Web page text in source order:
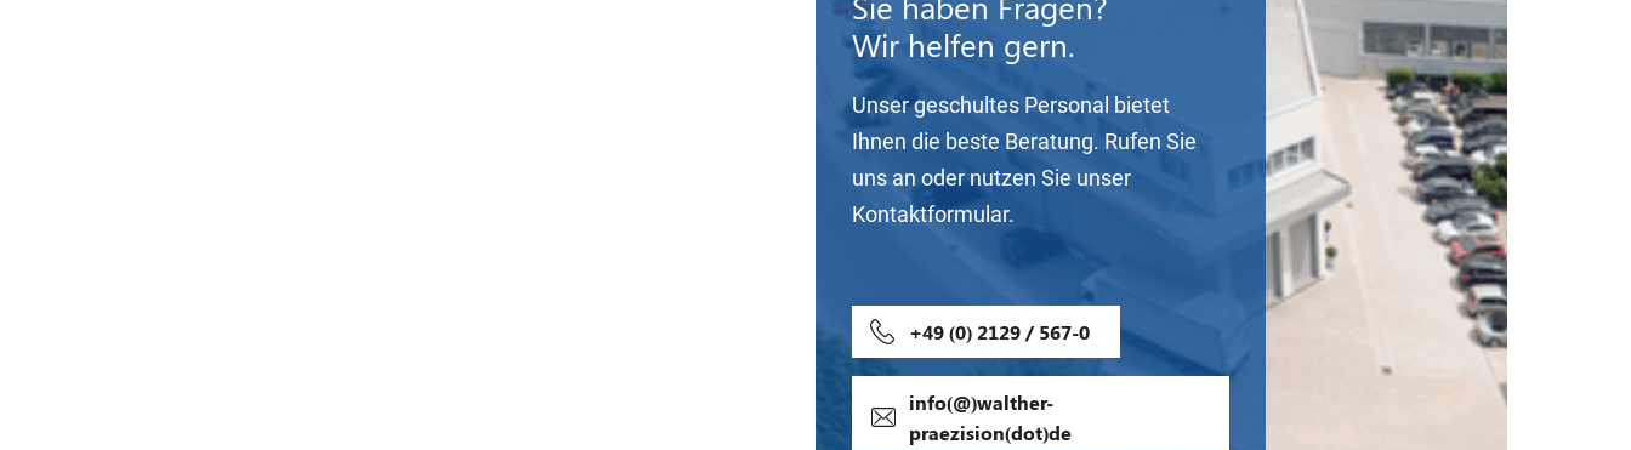
Wir helfen gern.
Unser geschultes Personal bietet
Ihnen die beste Beratung. Rufen Sie
uns an oder nutzen Sie unser
Kontaktformular.
+49 (0) 2129 / 567-0
info(@)walther-
praezision(dot)de